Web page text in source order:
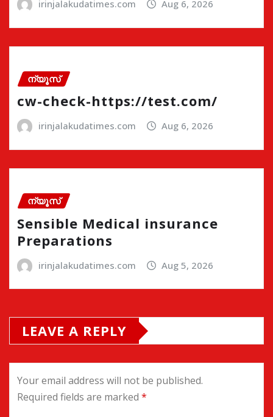
irinjalakudatimes.com Aug 6, 2026
ന്യൂസ്
cw-check-https://test.com/
irinjalakudatimes.com Aug 6, 2026
ന്യൂസ്
Sensible Medical insurance
Preparations
irinjalakudatimes.com Aug 5, 2026
LEAVE A REPLY
Your email address will not be published.
Required fields are marked *